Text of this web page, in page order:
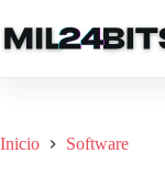
al
contenido
Inicio Software